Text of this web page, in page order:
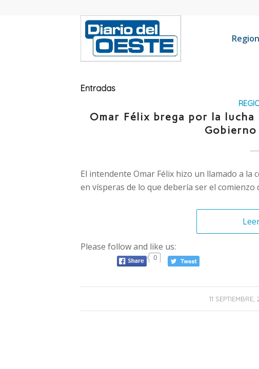
Entradas
Omar Félix brega por la
El intendente Omar Félix hizo un llamado a la
en vísperas de lo que debería ser el comienzo
Please follow and like us:
0
11 SEPTIEMBRE,
/